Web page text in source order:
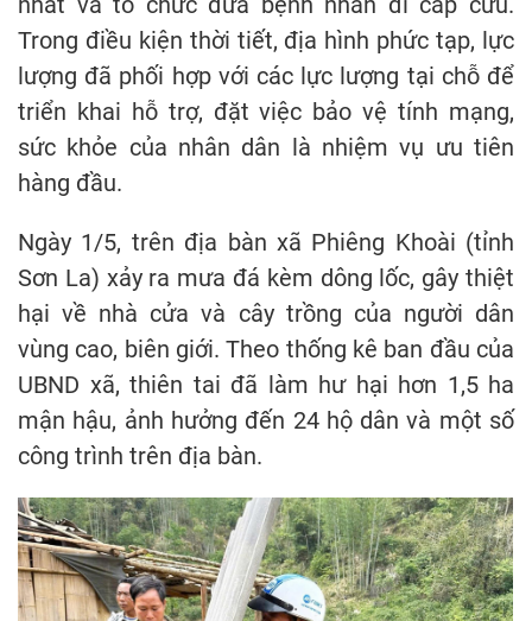
Trong điều kiện thời tiết, địa hình phức tạp, lực
lượng đã phối hợp với các lực lượng tại chỗ để
triển khai hỗ trợ, đặt việc bảo vệ tính mạng,
sức khỏe của nhân dân là nhiệm vụ ưu tiên
hàng đầu.
Ngày 1/5, trên địa bàn xã Phiêng Khoài (tỉnh
Sơn La) xảy ra mưa đá kèm dông lốc, gây thiệt
hại về nhà cửa và cây trồng của người dân
vùng cao, biên giới. Theo thống kê ban đầu của
UBND xã, thiên tai đã làm hư hại hơn 1,5 ha
mận hậu, ảnh hưởng đến 24 hộ dân và một số
công trình trên địa bàn.